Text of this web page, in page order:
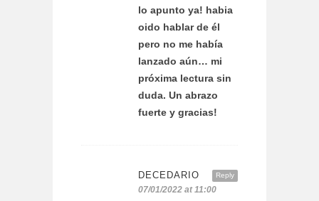
lo apunto ya! habia
oido hablar de él
pero no me había
lanzado aún… mi
próxima lectura sin
duda. Un abrazo
fuerte y gracias!
Reply
DECEDARIO
07/01/2022 at 11:00